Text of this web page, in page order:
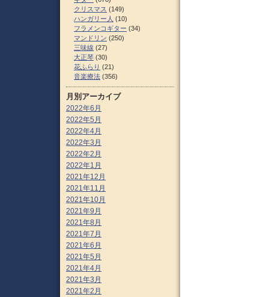
クリスマス (149)
ハンガリー人 (10)
フラメンコギター (34)
マンドリン (250)
三味線 (27)
大正琴 (30)
花ふらり (21)
音楽療法 (356)
月別アーカイブ
2022年6月
2022年5月
2022年4月
2022年3月
2022年2月
2022年1月
2021年12月
2021年11月
2021年10月
2021年9月
2021年8月
2021年7月
2021年6月
2021年5月
2021年4月
2021年3月
2021年2月